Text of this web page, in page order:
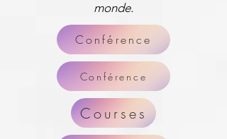
monde.
Conférence
Conférence
Courses